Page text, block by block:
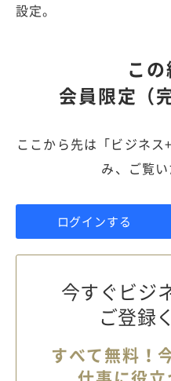
設定。
こ
会員限定（
ここから先は「ビジネ
み、ご覧い
ログインする
今すぐビジ
ご登録
すべて無料！